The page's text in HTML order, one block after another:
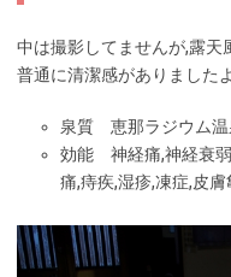
中は撮影してませんが,露天
普通に清潔感がありました
泉質 恵那ラジウム温
効能 神経痛,神経衰弱
痛,痔疾,湿疹,凍症,皮